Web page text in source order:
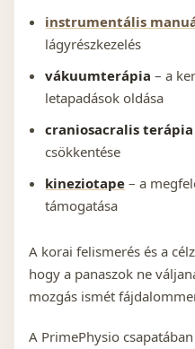
instrumentális
lágyrészkezelés
vákuumterápia – a
letapadások oldása
craniosacralis terápia
csökkentése
kineziotape – a
támogatása
A korai felismerés és a
hogy a panaszok ne
mozgás ismét
A PrimePhysio csapatában